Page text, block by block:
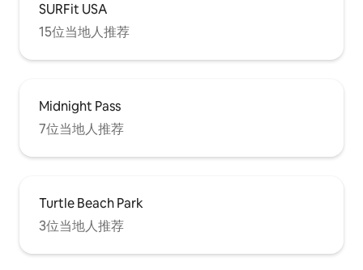
SURFit USA
15位当地人推荐
Midnight Pass
7位当地人推荐
Turtle Beach Park
3位当地人推荐